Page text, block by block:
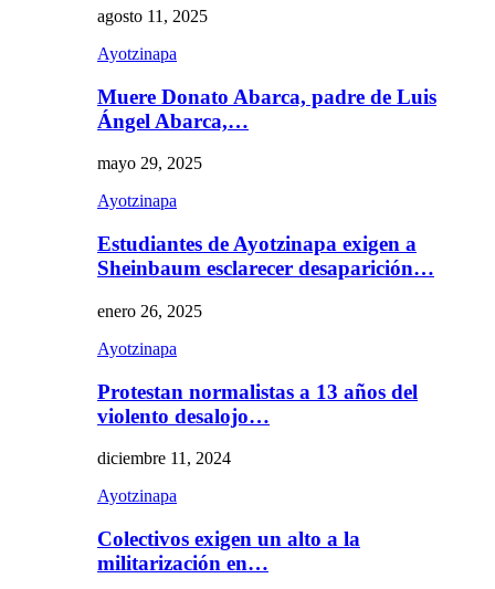
agosto 11, 2025
Ayotzinapa
Muere Donato Abarca, padre de Luis
Ángel Abarca,…
mayo 29, 2025
Ayotzinapa
Estudiantes de Ayotzinapa exigen a
Sheinbaum esclarecer desaparición…
enero 26, 2025
Ayotzinapa
Protestan normalistas a 13 años del
violento desalojo…
diciembre 11, 2024
Ayotzinapa
Colectivos exigen un alto a la
militarización en…